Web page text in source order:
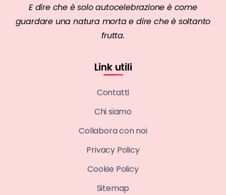
E dire che è solo autocelebrazione è come
guardare una natura morta e dire che è soltanto
frutta.
Link utili
Contatti
Chi siamo
Collabora con noi
Privacy Policy
Cookie Policy
Sitemap